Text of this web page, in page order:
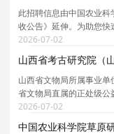
此招聘信息由中国农业
收公告》延伸。为助您
详情， 现特别针对中国
说明。 为保证您获取的
2026-07-02
山西省文物局所属事业
省文物局直属的正处级
的考古调查、勘探、发掘
黄河文化、一带一路考古
2026-07-02
中国农业科学院草原